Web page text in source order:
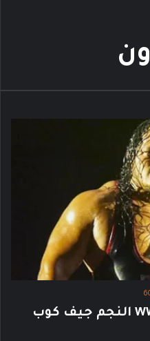
مفاجأة بعد رحيله من WWE النجم جيف كوب